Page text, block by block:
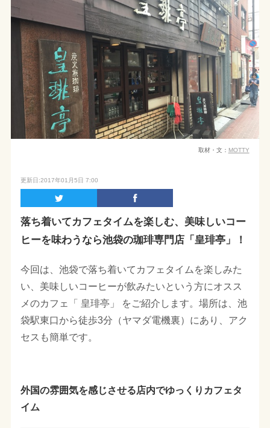
取材・文： MOTTY
更新日:2017年01月5日 7:00
落ち着いてカフェタイムを楽しむ、美味しいコー
ヒーを味わうなら池袋の珈琲専門店「皇琲亭」！
今回は、池袋で落ち着いてカフェタイムを楽しみた
い、美味しいコーヒーが飲みたいという方にオスス
メのカフェ「 皇琲亭」 をご紹介します。場所は、池
袋駅東口から徒歩3分（ヤマダ電機裏）にあり、アク
セスも簡単です。
外国の雰囲気を感じさせる店内でゆっくりカフェタ
イム